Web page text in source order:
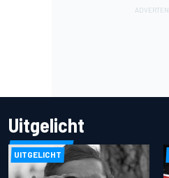
Uitgelicht
UITGELICHT